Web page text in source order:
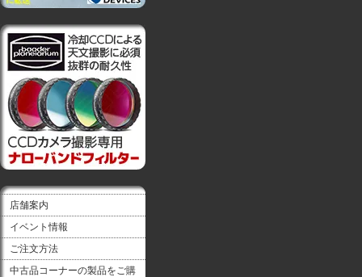
店舗案内
イベント情報
ご注文方法
中古品コーナーの製品をご購